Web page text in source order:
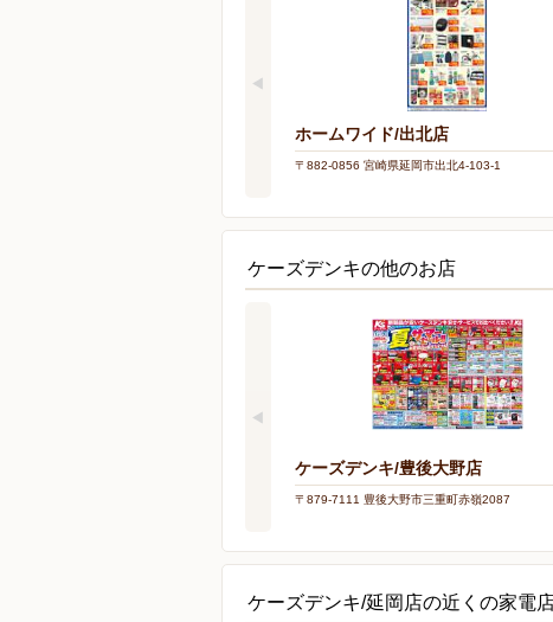
ホームワイド/出北店
〒882-0856 宮崎県延岡市出北4-103-1
ケーズデンキの他のお店
ケーズデンキ/豊後大野店
〒879-7111 豊後大野市三重町赤嶺2087
ケーズデンキ/延岡店の近くの家電